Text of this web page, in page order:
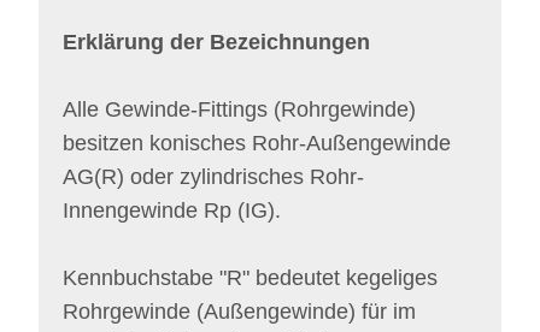
Erklärung der Bezeichnungen
Alle Gewinde-Fittings (Rohrgewinde)
besitzen konisches Rohr-Außengewinde
AG(R) oder zylindrisches Rohr-
Innengewinde Rp (IG).
Kennbuchstabe "R" bedeutet kegeliges
Rohrgewinde (Außengewinde) für im